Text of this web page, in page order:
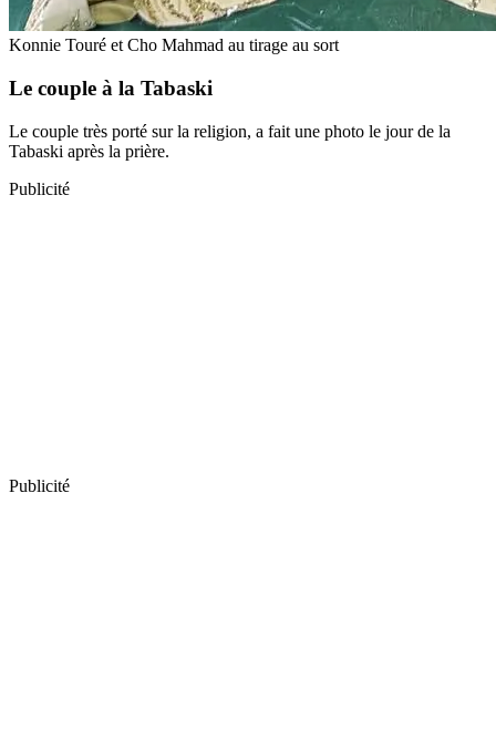
Konnie Touré et Cho Mahmad au tirage au sort
Le couple à la Tabaski
Le couple très porté sur la religion, a fait une photo le jour de la
Tabaski après la prière.
Publicité
Publicité